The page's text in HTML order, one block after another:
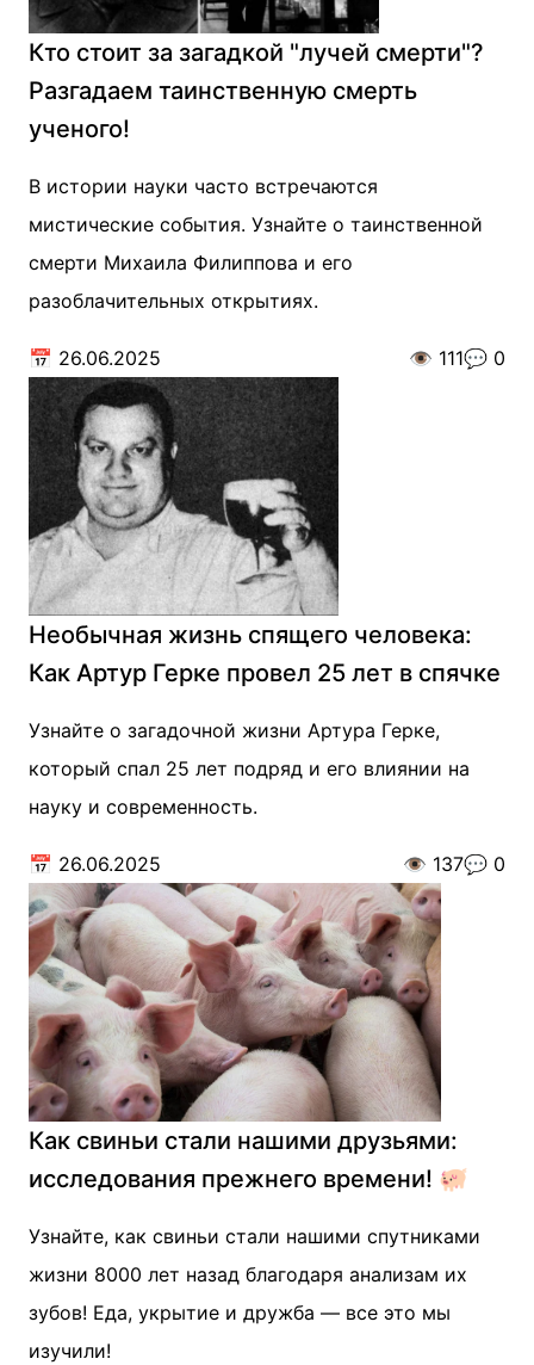
Кто стоит за загадкой "лучей смерти"?
Разгадаем таинственную смерть
ученого!
В истории науки часто встречаются
мистические события. Узнайте о таинственной
смерти Михаила Филиппова и его
разоблачительных открытиях.
📅 26.06.2025 👁️ 111💬 0
Необычная жизнь спящего человека:
Как Артур Герке провел 25 лет в спячке
Узнайте о загадочной жизни Артура Герке,
который спал 25 лет подряд и его влиянии на
науку и современность.
📅 26.06.2025 👁️ 137💬 0
Как свиньи стали нашими друзьями:
исследования прежнего времени! 🐖
Узнайте, как свиньи стали нашими спутниками
жизни 8000 лет назад благодаря анализам их
зубов! Еда, укрытие и дружба — все это мы
изучили!